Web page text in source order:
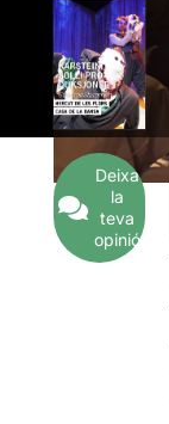
Deixa
la
teva
opinió